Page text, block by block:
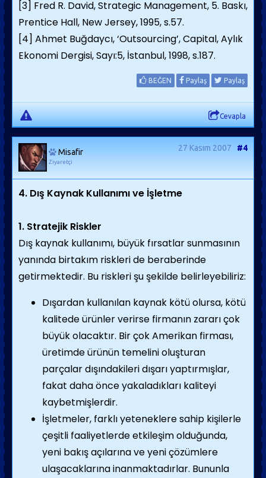
[3] Fred R. David, Strategic Management, 5. Baskı,
Prentice Hall, New Jersey, 1995, s.57.
[4] Ahmet Buğdaycı, ‘Outsourcing’, Capital, Aylık
Ekonomi Dergisi, Sayı:5, İstanbul, 1998, s.187.
BEĞEN Paylaş Paylaş
Cevapla
Misafir
Ziyaretçi
27 Kasım 2007 #4
4. Dış Kaynak Kullanımı ve İşletme
1. Stratejik Riskler
Dış kaynak kullanımı, büyük fırsatlar sunmasının
yanında birtakım riskleri de beraberinde
getirmektedir. Bu riskleri şu şekilde belirleyebiliriz:
Dışardan kullanılan kaynak kötü olursa, kötü
kalitede ürünler verirse firmanın zararı çok
büyük olacaktır. Bir çok Amerikan firması,
üretimde ürünün temelini oluşturan
parçalar dışındakileri dışarı yaptırmışlar,
fakat daha önce yakaladıkları kaliteyi
kaybetmişlerdir.
İşletmeler, farklı yeteneklere sahip kişilerle
çeşitli faaliyetlerde etkileşim olduğunda,
yeni bakış açılarına ve yeni çözümlere
ulaşacaklarına inanmaktadırlar. Bununla